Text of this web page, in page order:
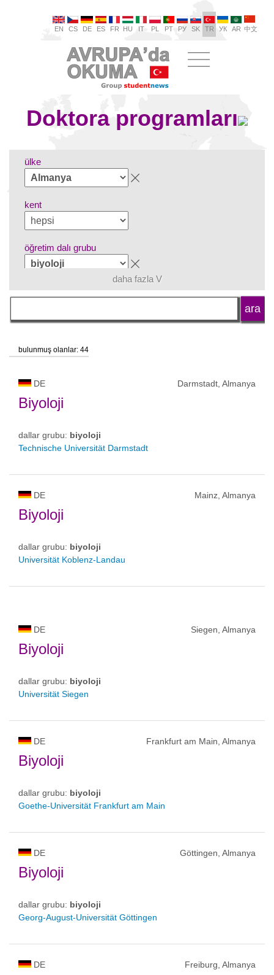
EN CS DE ES FR HU IT PL PT РУ SK TR УК AR 中文
Doktora programları
ülke
kent
öğretim dalı grubu
dil
daha fazla V
bulunmuş olanlar: 44
DE Darmstadt, Almanya
Biyoloji
dallar grubu: biyoloji
Technische Universität Darmstadt
DE Mainz, Almanya
Biyoloji
dallar grubu: biyoloji
Universität Koblenz-Landau
DE Siegen, Almanya
Biyoloji
dallar grubu: biyoloji
Universität Siegen
DE Frankfurt am Main, Almanya
Biyoloji
dallar grubu: biyoloji
Goethe-Universität Frankfurt am Main
DE Göttingen, Almanya
Biyoloji
dallar grubu: biyoloji
Georg-August-Universität Göttingen
DE Freiburg, Almanya